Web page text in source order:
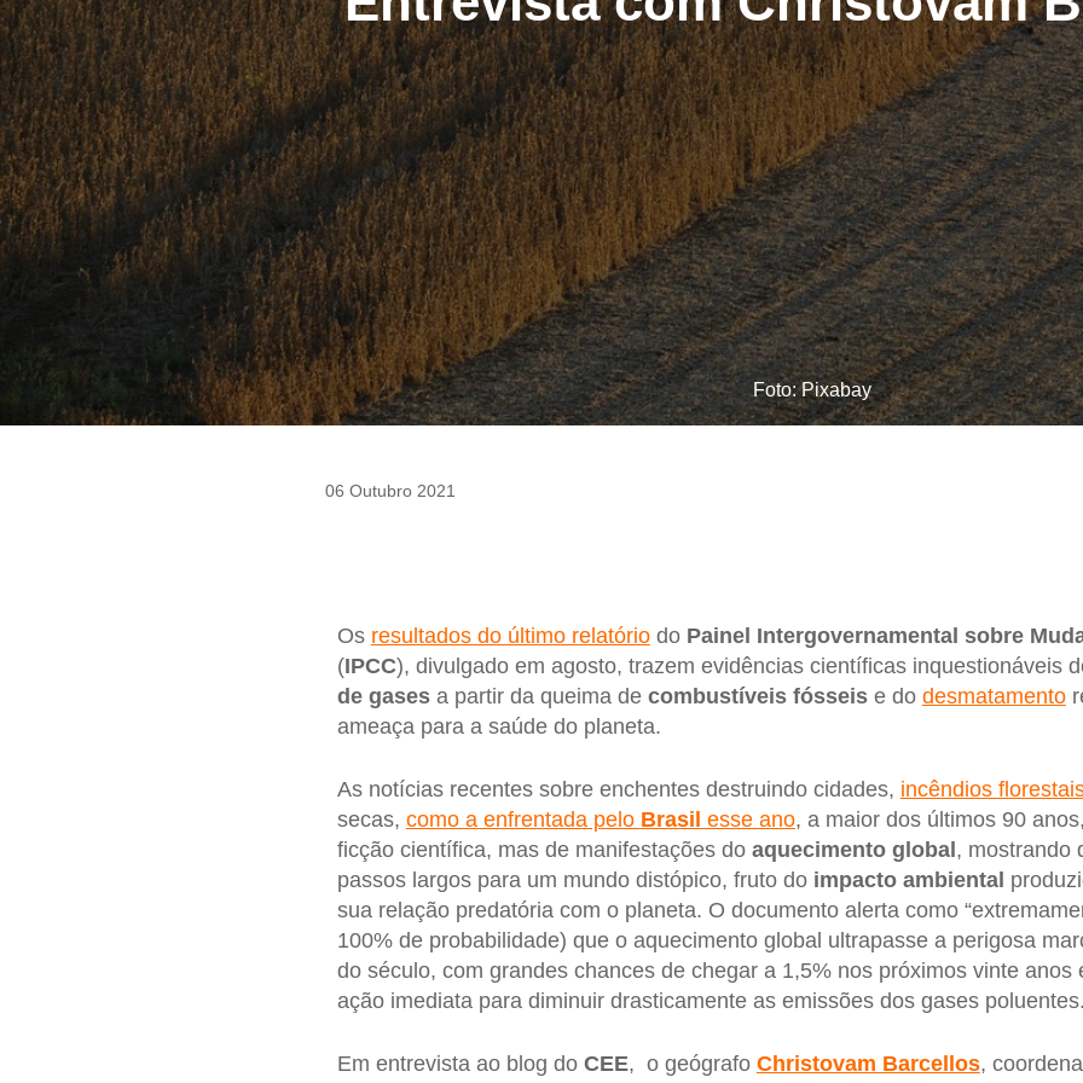
Foto: Pixabay
06 Outubro 2021
Os resultados do último relatóriodo Painel Intergovernamental sobre
(IPCC), divulgado em agosto, trazem evidências científicas inquestionáveis
de gasesa partir da queima de combustíveis fósseise do desmatamento
ameaça para a saúde do planeta.
As notícias recentes sobre enchentes destruindo cidades, incêndios
secas, como a enfrentada pelo Brasil esse ano, a maior dos últimos 90
ficção científica, mas de manifestações do aquecimento global , mostrando
passos largos para um mundo distópico, fruto do impacto ambiental
sua relação predatória com o planeta. O documento alerta como
100% de probabilidade) que o aquecimento global ultrapasse a perigosa
do século, com grandes chances de chegar a 1,5% nos próximos vinte anos
ação imediata para diminuir drasticamente as emissões dos gases
Em entrevista ao blog do CEE, o geógrafo Christovam Barcellos,